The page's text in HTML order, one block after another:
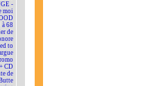
-
moi
68
de
to
+ CD
de